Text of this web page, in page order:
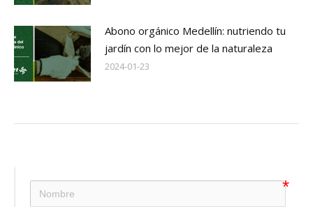
Abono orgánico Medellín: nutriendo tu
jardín con lo mejor de la naturaleza
2024-01-23